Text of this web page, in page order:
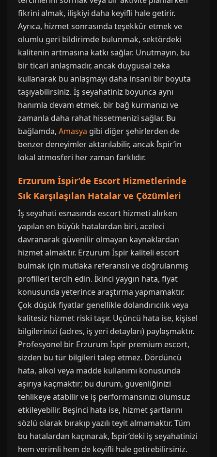
fikrini almak, ilişkiyi daha keyifli hale getirir.
Ayrıca, hizmet sonrasında teşekkür etmek ve
olumlu geri bildirimde bulunmak, sektördeki
kalitenin artmasına katkı sağlar. Unutmayın, bu
bir ticari anlaşmadır, ancak duygusal zeka
kullanarak bu anlaşmayı daha insani bir boyuta
taşıyabilirsiniz. İş seyahatiniz boyunca aynı
hanımla devam etmek, bir bağ kurmanızı ve
zamanla daha rahat hissetmenizi sağlar. Bu
bağlamda, Amasya gibi diğer şehirlerden de
benzer deneyimler aktarılabilir, ancak İspir’in
lokal atmosferi her zaman farklıdır.
Erzurum İspir’de Escort Hizmetlerinde
Sık Karşılaşılan Hatalar ve Çözümleri
İş seyahati esnasında escort hizmeti alırken
yapılan en büyük hatalardan biri, aceleci
davranarak güvenilir olmayan kaynaklardan
hizmet almaktır. Erzurum İspir kaliteli escort
bulmak için mutlaka referanslı ve doğrulanmış
profilleri tercih edin. İkinci yaygın hata, fiyat
konusunda yeterince araştırma yapmamaktır.
Çok düşük fiyatlar genellikle dolandırıcılık veya
kalitesiz hizmet riski taşır. Üçüncü hata ise, kişisel
bilgilerinizi (adres, iş yeri detayları) paylaşmaktır.
Profesyonel bir Erzurum İspir premium escort,
sizden bu tür bilgileri talep etmez. Dördüncü
hata, alkol veya madde kullanımı konusunda
aşırıya kaçmaktır; bu durum, güvenliğinizi
tehlikeye atabilir ve iş performansınızı olumsuz
etkileyebilir. Beşinci hata ise, hizmet şartlarını
sözlü olarak bırakıp yazılı teyit almamaktır. Tüm
bu hatalardan kaçınarak, İspir’deki iş seyahatinizi
hem verimli hem de keyifli hale getirebilirsiniz.